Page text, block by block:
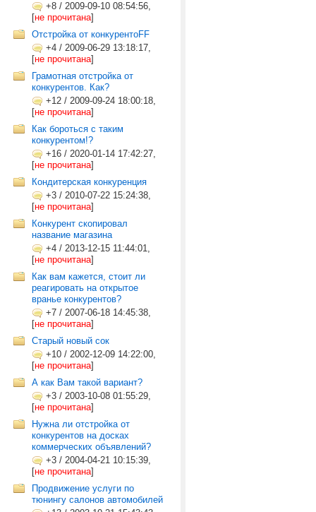
+8 / 2009-09-10 08:54:56,
[не прочитана]
Отстройка от конкурентоFF
+4 / 2009-06-29 13:18:17,
[не прочитана]
Грамотная отстройка от
конкурентов. Как?
+12 / 2009-09-24 18:00:18,
[не прочитана]
Как бороться с таким
конкурентом!?
+16 / 2020-01-14 17:42:27,
[не прочитана]
Кондитерская конкуренция
+3 / 2010-07-22 15:24:38,
[не прочитана]
Конкурент скопировал
название магазина
+4 / 2013-12-15 11:44:01,
[не прочитана]
Как вам кажется, стоит ли
реагировать на открытое
вранье конкурентов?
+7 / 2007-06-18 14:45:38,
[не прочитана]
Старый новый сок
+10 / 2002-12-09 14:22:00,
[не прочитана]
А как Вам такой вариант?
+3 / 2003-10-08 01:55:29,
[не прочитана]
Нужна ли отстройка от
конкурентов на досках
коммерческих объявлений?
+3 / 2004-04-21 10:15:39,
[не прочитана]
Продвижение услуги по
тюнингу салонов автомобилей